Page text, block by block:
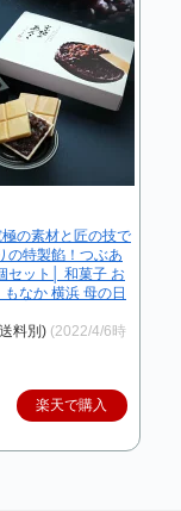
極の素材と匠の技で
の特製餡！つぶあ
セット│ 和菓子 お
なか 横浜 母の日
料別) (2022/4/6時
楽天で購入